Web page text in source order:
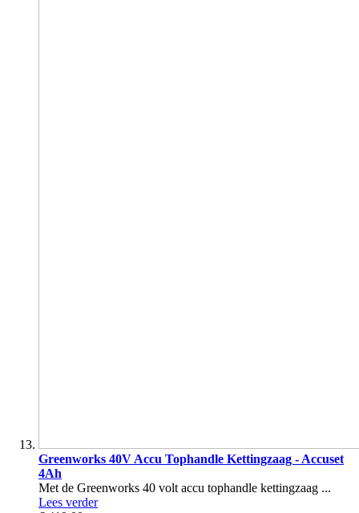
Greenworks 40V Accu Tophandle Kettingzaag - Accuset
4Ah
Met de Greenworks 40 volt accu tophandle kettingzaag ...
Lees verder